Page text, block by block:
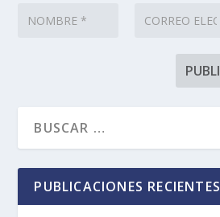
PUBLICACIONES RECIENTES